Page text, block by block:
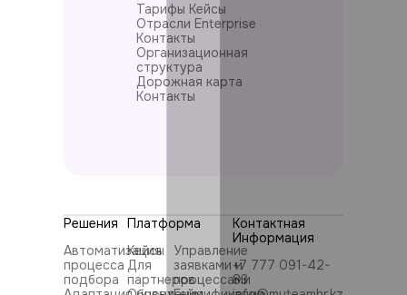
Тарифы Кейсы
Отрасли Enterprise
Контакты
Организационная
структура
Дорожная карта
Контакты
Решения
Автоматизация
процесса
подбора
Управление
заявками и
процессами
Платформа
Кейсы
Для
партнеров
Контактная
Информация
+7 777 091-42-
83